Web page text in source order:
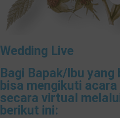
Wedding Live
Bagi Bapak/Ibu yang
bisa mengikuti
secara virtual
berikut ini: